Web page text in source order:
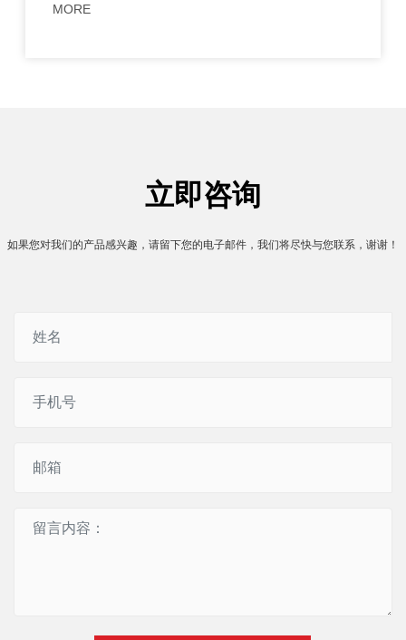
MORE
立即咨询
如果您对我们的产品感兴趣，请留下您的电子邮件，我们将尽快与您联系，谢谢！